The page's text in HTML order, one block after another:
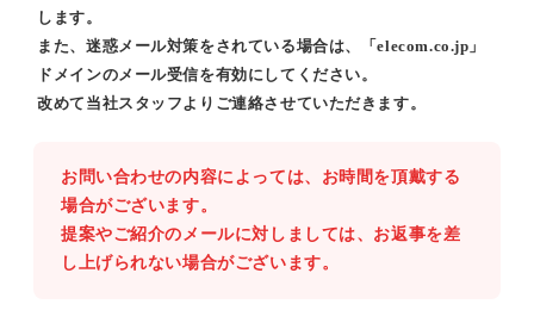
します。
また、迷惑メール対策をされている場合は、「elecom.co.jp」
ドメインのメール受信を有効にしてください。
改めて当社スタッフよりご連絡させていただきます。
お問い合わせの内容によっては、お時間を頂戴する
場合がございます。
提案やご紹介のメールに対しましては、お返事を差
し上げられない場合がございます。